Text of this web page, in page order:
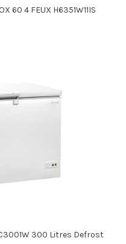
60 4 FEUX H6351W11IS
300 Litres Defrost